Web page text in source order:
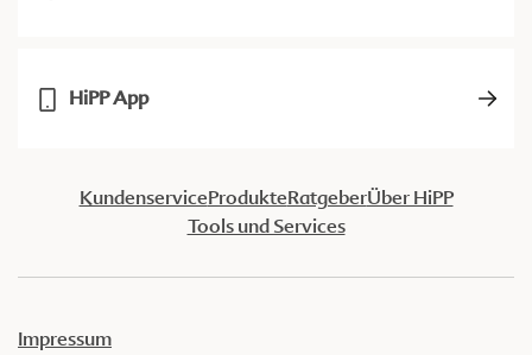
HiPP App
KundenserviceProdukteRatgeberÜber HiPP
Tools und Services
Impressum